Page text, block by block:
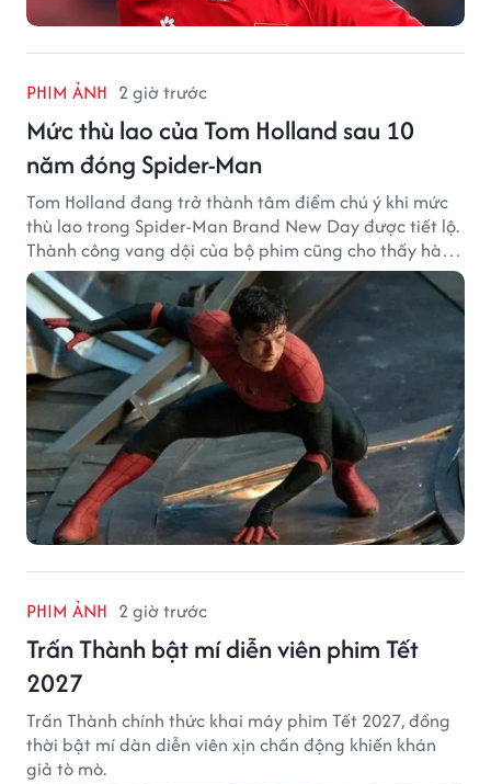
PHIM ẢNH 2 giờ trước
Mức thù lao của Tom Holland sau 10
năm đóng Spider-Man
Tom Holland đang trở thành tâm điểm chú ý khi mức
thù lao trong Spider-Man Brand New Day được tiết lộ.
Thành công vang dội của bộ phim cũng cho thấy hành
trình thăng hạng đáng chú ý của nam diễn viên sau
một thập kỷ gắn bó với vai Người Nhện.
PHIM ẢNH 2 giờ trước
Trấn Thành bật mí diễn viên phim Tết
2027
Trấn Thành chính thức khai máy phim Tết 2027, đồng
thời bật mí dàn diễn viên xịn chấn động khiến khán
giả tò mò.